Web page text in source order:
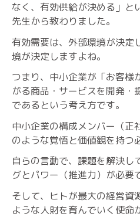
なく、有効供給が決める」と
先生から教わりました。
有効需要は、外部環境が決定
境が決定しますよね。
つまり、中小企業が「お客様
がる商品・サービスを開発・
であるという考え方です。
中小企業の構成メンバー（正
のような覚悟と価値観を持つ
自らの言動で、課題を解決し
グとパワー（推進力）が必要
そして、ヒトが最大の経営資
ような人財を育んでいく使命